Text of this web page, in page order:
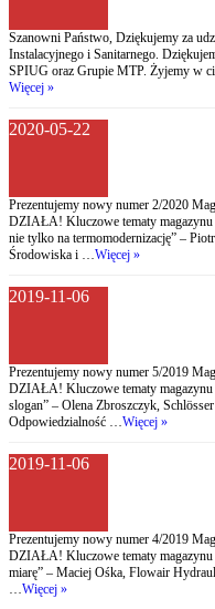
Szanowni Państwo, Dziękujemy za
Instalacyjnego i Sanitarnego.
SPIUG oraz Grupie MTP. Żyjemy w
Więcej »
2020-05-22
Prezentujemy nowy numer 2/2020
DZIAŁA! Kluczowe tematy magazynu
nie tylko na termomodernizację” –
Środowiska i …Więcej »
2019-11-06
Prezentujemy nowy numer 5/2019
DZIAŁA! Kluczowe tematy magazynu
slogan” – Olena Zbroszczyk,
Odpowiedzialność …Więcej »
2019-11-06
Prezentujemy nowy numer 4/2019
DZIAŁA! Kluczowe tematy magazynu
miarę” – Maciej Ośka, Flowair
…Więcej »